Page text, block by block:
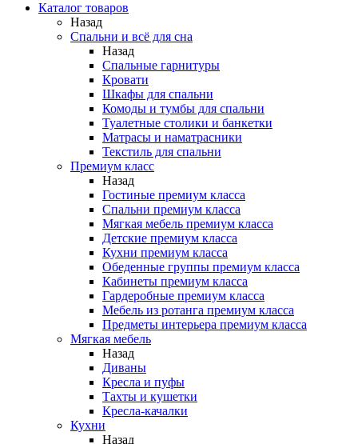
Каталог товаров
Назад
Спальни и всё для сна
Назад
Спальные гарнитуры
Кровати
Шкафы для спальни
Комоды и тумбы для спальни
Туалетные столики и банкетки
Матрасы и наматрасники
Текстиль для спальни
Премиум класс
Назад
Гостиные премиум класса
Спальни премиум класса
Мягкая мебель премиум класса
Детские премиум класса
Кухни премиум класса
Обеденные группы премиум класса
Кабинеты премиум класса
Гардеробные премиум класса
Мебель из ротанга премиум класса
Предметы интерьера премиум класса
Мягкая мебель
Назад
Диваны
Кресла и пуфы
Тахты и кушетки
Кресла-качалки
Кухни
Назад